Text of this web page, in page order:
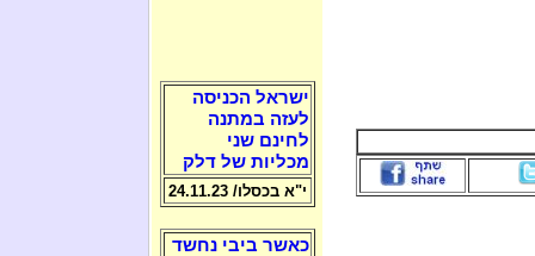
ישראל הכניסה
לעזה במתנה
לחינם שני
מכליות של דלק
י"א בכסלו/ 24.11.23
כאשר ביבי נחשד